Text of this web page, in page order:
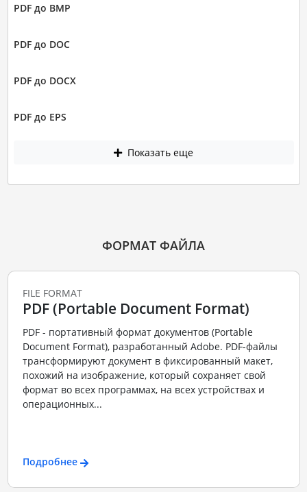
PDF до BMP
PDF до DOC
PDF до DOCX
PDF до EPS
Показать еще
ФОРМАТ ФАЙЛА
FILE FORMAT
PDF (Portable Document Format)
PDF - портативный формат документов (Portable
Document Format), разработанный Adobe. PDF-файлы
трансформируют документ в фиксированный макет,
похожий на изображение, который сохраняет свой
формат во всех программах, на всех устройствах и
операционных...
Подробнее